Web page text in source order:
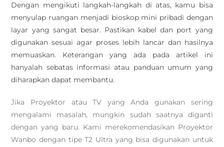
Dengan mengikuti langkah-langkah di atas, kamu bisa
menyulap ruangan menjadi bioskop mini pribadi dengan
layar yang sangat besar. Pastikan kabel dan port yang
digunakan sesuai agar proses lebih lancar dan hasilnya
memuaskan. Keterangan yang ada pada artikel ini
hanyalah sebatas informasi atau panduan umum yang
diharapkan dapat membantu.
Jika Proyektor atau TV yang Anda gunakan sering
mengalami masalah, mungkin sudah saatnya diganti
dengan yang baru. Kami merekomendasikan Proyektor
Wanbo dengan tipe T2 Ultra yang bisa digunakan untuk